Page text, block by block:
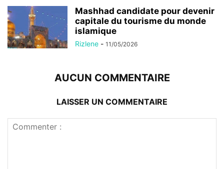
Mashhad candidate pour devenir
capitale du tourisme du monde
islamique
Rizlene - 11/05/2026
AUCUN COMMENTAIRE
LAISSER UN COMMENTAIRE